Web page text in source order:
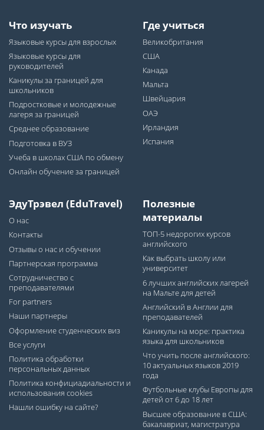
Что изучать
Языковые курсы для взрослых
Языковые курсы для
руководителей
Каникулы за границей для
школьников
Подростковые и молодежные
лагеря за границей
Среднее образование
Подготовка в ВУЗ
Учеба в школах США по обмену
Онлайн обучение за границей
Где учиться
Великобритания
США
Канада
Мальта
Швейцария
ОАЭ
Ирландия
Испания
ЭдуТрэвел (EduTravel)
О нас
Контакты
Отзывы о нас и обучении
Партнерская программа
Сотрудничество с
преподавателями
For partners
Наши партнеры
Оформление студенческих виз
Все услуги
Политика обработки
персональных данных
Политика конфициадиальности и
использования cookies
Нашли ошибку на сайте?
Полезные
материалы
ТОП-5 недорогих курсов
английского
Как выбрать школу или
университет
6 лучших английских лагерей
на Мальте для детей
Английский в Англии для
преподавателей
Каникулы на море: практика
языка для школьников
Что учить после английского:
10 актуальных языков 2019
года
Футбольные клубы Европы для
детей от 6 до 18 лет
Высшее образование в США:
бакалавриат, магистратура